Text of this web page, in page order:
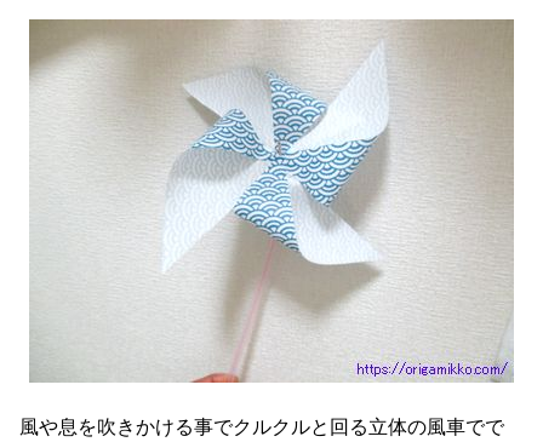
風や息を吹きかける事でクルクルと回る立体の風車でで